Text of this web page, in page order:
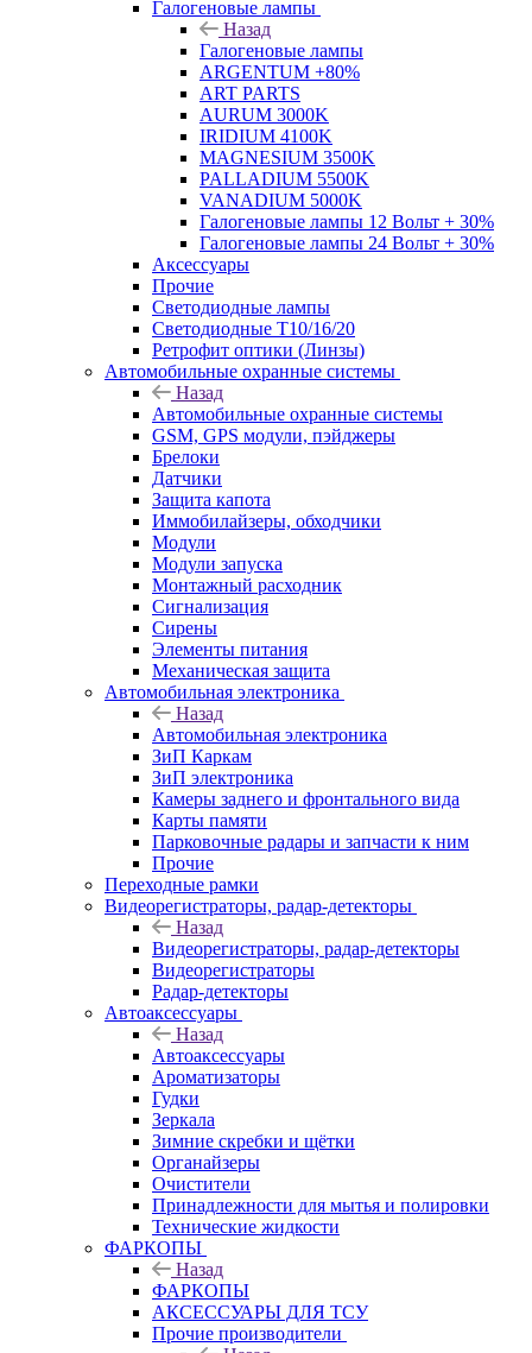
Галогеновые лампы
Назад
Галогеновые лампы
ARGENTUM +80%
ART PARTS
AURUM 3000K
IRIDIUM 4100K
MAGNESIUM 3500K
PALLADIUM 5500K
VANADIUM 5000K
Галогеновые лампы 12 Вольт + 30%
Галогеновые лампы 24 Вольт + 30%
Аксессуары
Прочие
Светодиодные лампы
Светодиодные Т10/16/20
Ретрофит оптики (Линзы)
Автомобильные охранные системы
Назад
Автомобильные охранные системы
GSM, GPS модули, пэйджеры
Брелоки
Датчики
Защита капота
Иммобилайзеры, обходчики
Модули
Модули запуска
Монтажный расходник
Сигнализация
Сирены
Элементы питания
Механическая защита
Автомобильная электроника
Назад
Автомобильная электроника
ЗиП Каркам
ЗиП электроника
Камеры заднего и фронтального вида
Карты памяти
Парковочные радары и запчасти к ним
Прочие
Переходные рамки
Видеорегистраторы, радар-детекторы
Назад
Видеорегистраторы, радар-детекторы
Видеорегистраторы
Радар-детекторы
Автоаксессуары
Назад
Автоаксессуары
Ароматизаторы
Гудки
Зеркала
Зимние скребки и щётки
Органайзеры
Очистители
Принадлежности для мытья и полировки
Технические жидкости
ФАРКОПЫ
Назад
ФАРКОПЫ
АКСЕССУАРЫ ДЛЯ ТСУ
Прочие производители